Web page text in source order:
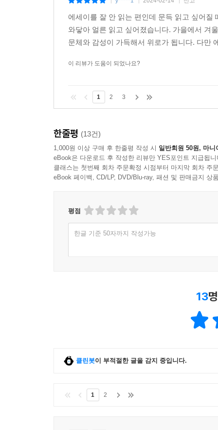
에세이를 잘 안 읽는 편인데 문득 읽고 싶어
와닿아 얼른 읽고 싶어졌습니다. 가을에서 겨
문체와 감성이 가득해서 위로가 됩니다. 다만
이 리뷰가 도움이 되었나요?
1 2 3
한줄평 (13건)
1,000원 이상 구매 후 한줄평 작성 시 일반회원 50원, 마니
eBook은 다운로드 후 작성한 리뷰만 YES포인트 지급됩니
클래스는 첫번째 회차 주문확정 시점부터 마지막 회차 주
eBook 페이백, CD/LP, DVD/Blu-ray, 패션 및 판매금지 상
평점
한글 기준 50자까지 작성가능
13
클린봇이 부적절한 글을 감지 중입니다.
1 2